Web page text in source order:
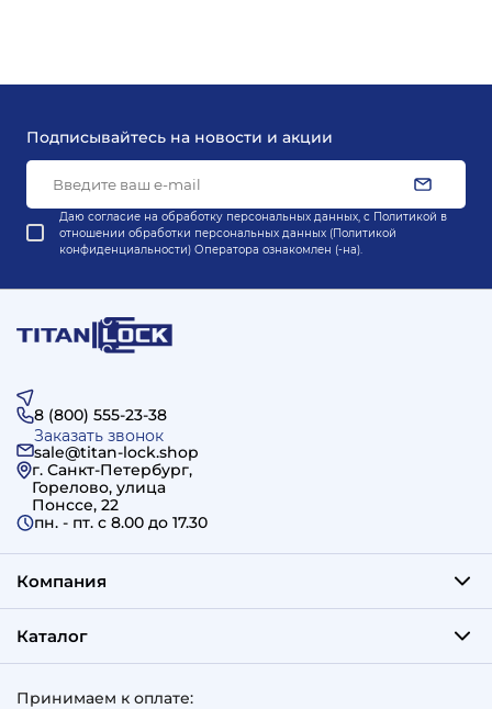
Подписывайтесь на новости и акции
Даю согласие на обработку персональных данных, с Политикой в
отношении обработки персональных данных (Политикой
конфиденциальности) Оператора ознакомлен (-на).
8 (800) 555-23-38
Заказать звонок
sale@titan-lock.shop
г. Санкт-Петербург,
Горелово, улица
Понссе, 22
пн. - пт. c 8.00 до 17.30
Компания
Каталог
Принимаем к оплате: